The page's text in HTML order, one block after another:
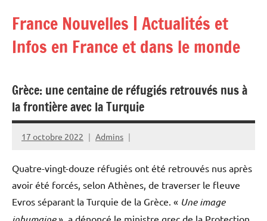
contenu
France Nouvelles | Actualités et
Infos en France et dans le monde
Grèce: une centaine de réfugiés retrouvés nus à
la frontière avec la Turquie
17 octobre 2022 Admins
Quatre-vingt-douze réfugiés ont été retrouvés nus après
avoir été forcés, selon Athènes, de traverser le fleuve
Evros séparant la Turquie de la Grèce. « Une image